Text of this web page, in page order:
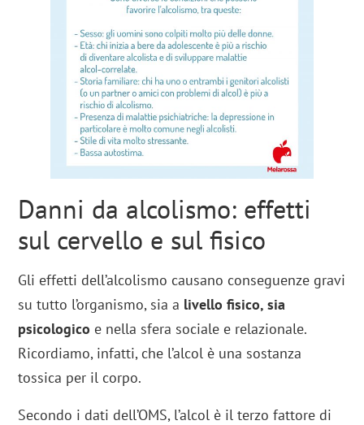
Danni da alcolismo: effetti
sul cervello e sul fisico
Gli effetti dell’alcolismo causano conseguenze gravi
su tutto l’organismo, sia a livello fisico, sia
psicologico e nella sfera sociale e relazionale.
Ricordiamo, infatti, che l’alcol è una sostanza
tossica per il corpo.
Secondo i dati dell’OMS, l’alcol è il terzo fattore di